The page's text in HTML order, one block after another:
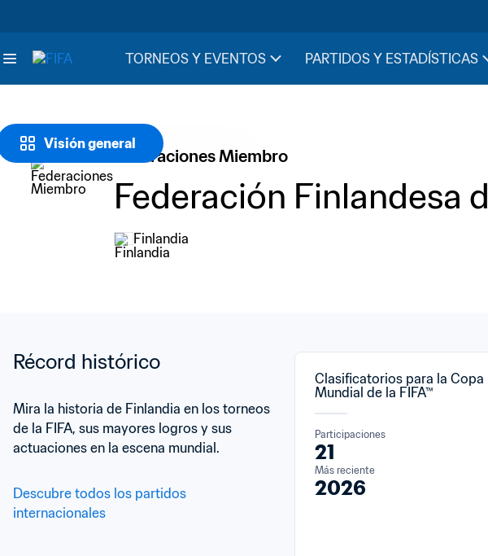
TORNEOS Y EVENTOS PARTIDOS Y ESTADÍSTICAS
Visión general
Federaciones Miembro
Federación Finlandesa
Finlandia
Récord histórico
Mira la historia de Finlandia en los torneos
de la FIFA, sus mayores logros y sus
actuaciones en la escena mundial.
Descubre todos los partidos
internacionales
Clasificatorios para la Copa
Mundial de la FIFA™
Participaciones
21
Más reciente
2026